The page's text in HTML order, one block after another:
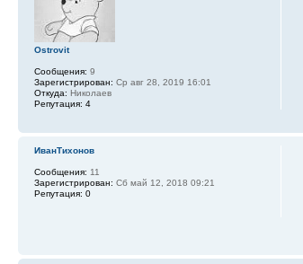
Ostrovit
Сообщения: 9
Зарегистрирован: Ср авг 28, 2019 16:01
Откуда: Николаев
Репутация: 4
ИванТихонов
Сообщения: 11
Зарегистрирован: Сб май 12, 2018 09:21
Репутация: 0